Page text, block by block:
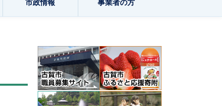
市政情報 事業者の方